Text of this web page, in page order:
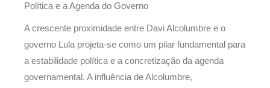
Política e a Agenda do Governo
A crescente proximidade entre Davi Alcolumbre e o
governo Lula projeta-se como um pilar fundamental para
a estabilidade política e a concretização da agenda
governamental. A influência de Alcolumbre,